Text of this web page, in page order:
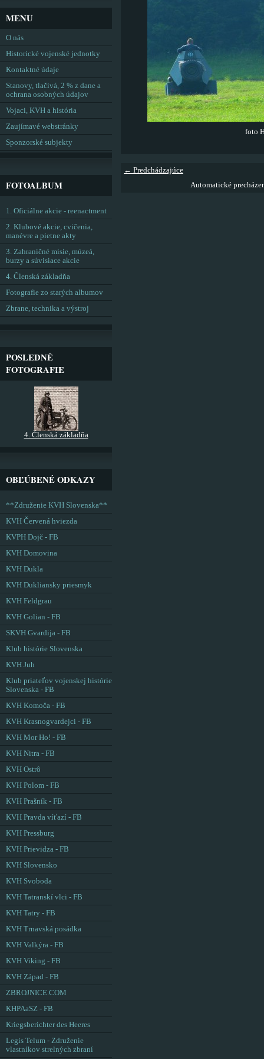
foto
← Predchádzajúce
Automatické
MENU
O nás
Historické vojenské jednotky
Kontaktné údaje
Stanovy, tlačivá, 2 % z dane a
ochrana osobných údajov
Vojaci, KVH a história
Zaujímavé webstránky
Sponzorské subjekty
FOTOALBUM
1. Oficiálne akcie - reenactment
2. Klubové akcie, cvičenia,
manévre a pietne akty
3. Zahraničné misie, múzeá,
burzy a súvisiace akcie
4. Členská základňa
Fotografie zo starých albumov
Zbrane, technika a výstroj
POSLEDNÉ
FOTOGRAFIE
4. Členská základňa
OBĽÚBENÉ ODKAZY
**Združenie KVH Slovenska**
KVH Červená hviezda
KVPH Dojč - FB
KVH Domovina
KVH Dukla
KVH Dukliansky priesmyk
KVH Feldgrau
KVH Golian - FB
SKVH Gvardija - FB
Klub histórie Slovenska
KVH Juh
Klub priateľov vojenskej histórie
Slovenska - FB
KVH Komoča - FB
KVH Krasnogvardejci - FB
KVH Mor Ho! - FB
KVH Nitra - FB
KVH Ostrô
KVH Polom - FB
KVH Prašník - FB
KVH Pravda víťazí - FB
KVH Pressburg
KVH Prievidza - FB
KVH Slovensko
KVH Svoboda
KVH Tatranskí vlci - FB
KVH Tatry - FB
KVH Trnavská posádka
KVH Valkýra - FB
KVH Viking - FB
KVH Západ - FB
ZBROJNICE.COM
KHPAaSZ - FB
Kriegsberichter des Heeres
Legis Telum - Združenie
vlastníkov strelných zbraní